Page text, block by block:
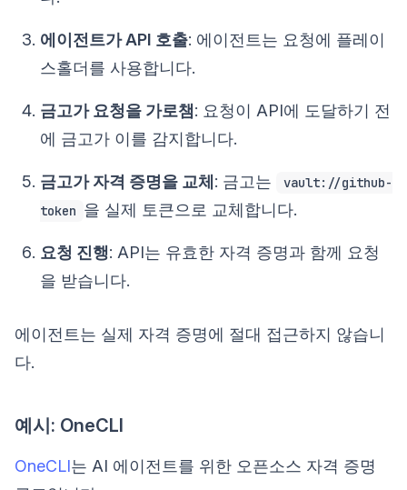
에이전트가 API 호출: 에이전트는 요청에 플레이
스홀더를 사용합니다.
금고가 요청을 가로챔 : 요청이 API에 도달하기 전
에 금고가 이를 감지합니다.
금고가 자격 증명을 교체 : 금고는
vault://github-
token 을 실제 토큰으로 교체합니다.
요청 진행: API는 유효한 자격 증명과 함께 요청
을 받습니다.
에이전트는 실제 자격 증명에 절대 접근하지 않습니
다.
예시: OneCLI
OneCLI는 AI 에이전트를 위한 오픈소스 자격 증명